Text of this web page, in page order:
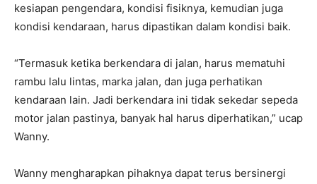
kesiapan pengendara, kondisi fisiknya, kemudian juga
kondisi kendaraan, harus dipastikan dalam kondisi baik.
“Termasuk ketika berkendara di jalan, harus mematuhi
rambu lalu lintas, marka jalan, dan juga perhatikan
kendaraan lain. Jadi berkendara ini tidak sekedar sepeda
motor jalan pastinya, banyak hal harus diperhatikan,” ucap
Wanny.
Wanny mengharapkan pihaknya dapat terus bersinergi